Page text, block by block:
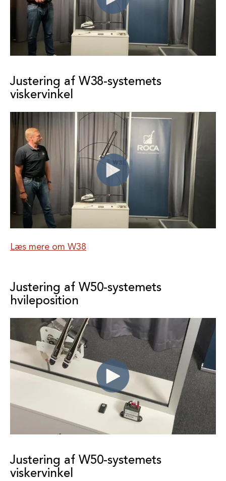
Justering af W38-systemets
viskervinkel
Læs mere om W38
Justering af W50-systemets
hvileposition
Justering af W50-systemets
viskervinkel